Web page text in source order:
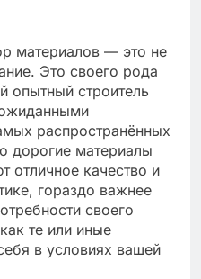
материалов — это не
Это своего рода
опытный строитель
распространённых
дорогие материалы
отличное качество и
гораздо важнее
своего
те или иные
в условиях вашей